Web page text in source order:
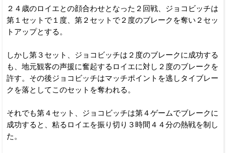
２４歳のロイエとの顔合わせとなった２回戦、ジョコビッチは
第１セットで１度、第２セットで２度のブレークを奪い２セッ
トアップとする。
しかし第３セット、ジョコビッチは２度のブレークに成功する
も、地元観客の声援に奮起するロイエに対し２度のブレークを
許す。その後ジョコビッチはマッチポイントを逃しタイブレー
クを落としてこのセットを奪われる。
それでも第４セット、ジョコビッチは第４ゲームでブレークに
成功すると、粘るロイエを振り切り３時間４４分の熱戦を制し
た。